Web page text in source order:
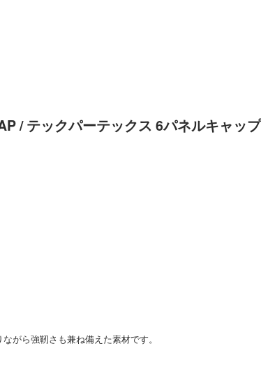
/ テックパーテックス 6パネルキャップ
がら強靭さも兼ね備えた素材です。